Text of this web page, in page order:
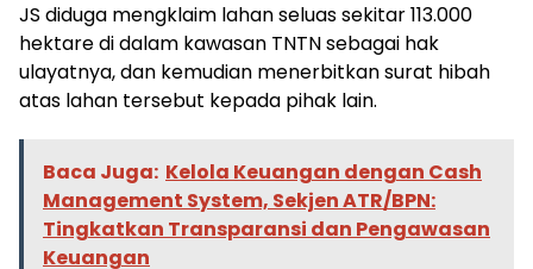
JS diduga mengklaim lahan seluas sekitar 113.000
hektare di dalam kawasan TNTN sebagai hak
ulayatnya, dan kemudian menerbitkan surat hibah
atas lahan tersebut kepada pihak lain.
Baca Juga: Kelola Keuangan dengan Cash
Management System, Sekjen ATR/BPN:
Tingkatkan Transparansi dan Pengawasan
Keuangan